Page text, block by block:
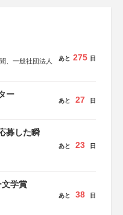
、一般社団法人
談社、光文社、
、ちいさいミシ
双葉社、文藝春
あと 275 日
ー
あと 27 日
募した瞬
あと 23 日
学賞
あと 38 日